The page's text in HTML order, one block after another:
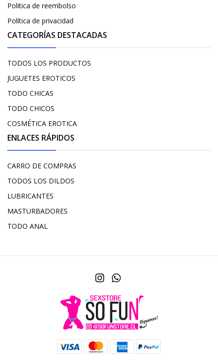
Politica de reembolso
Política de privacidad
CATEGORÍAS DESTACADAS
TODOS LOS PRODUCTOS
JUGUETES EROTICOS
TODO CHICAS
TODO CHICOS
COSMÉTICA EROTICA
ENLACES RÁPIDOS
CARRO DE COMPRAS
TODOS LOS DILDOS
LUBRICANTES
MASTURBADORES
TODO ANAL